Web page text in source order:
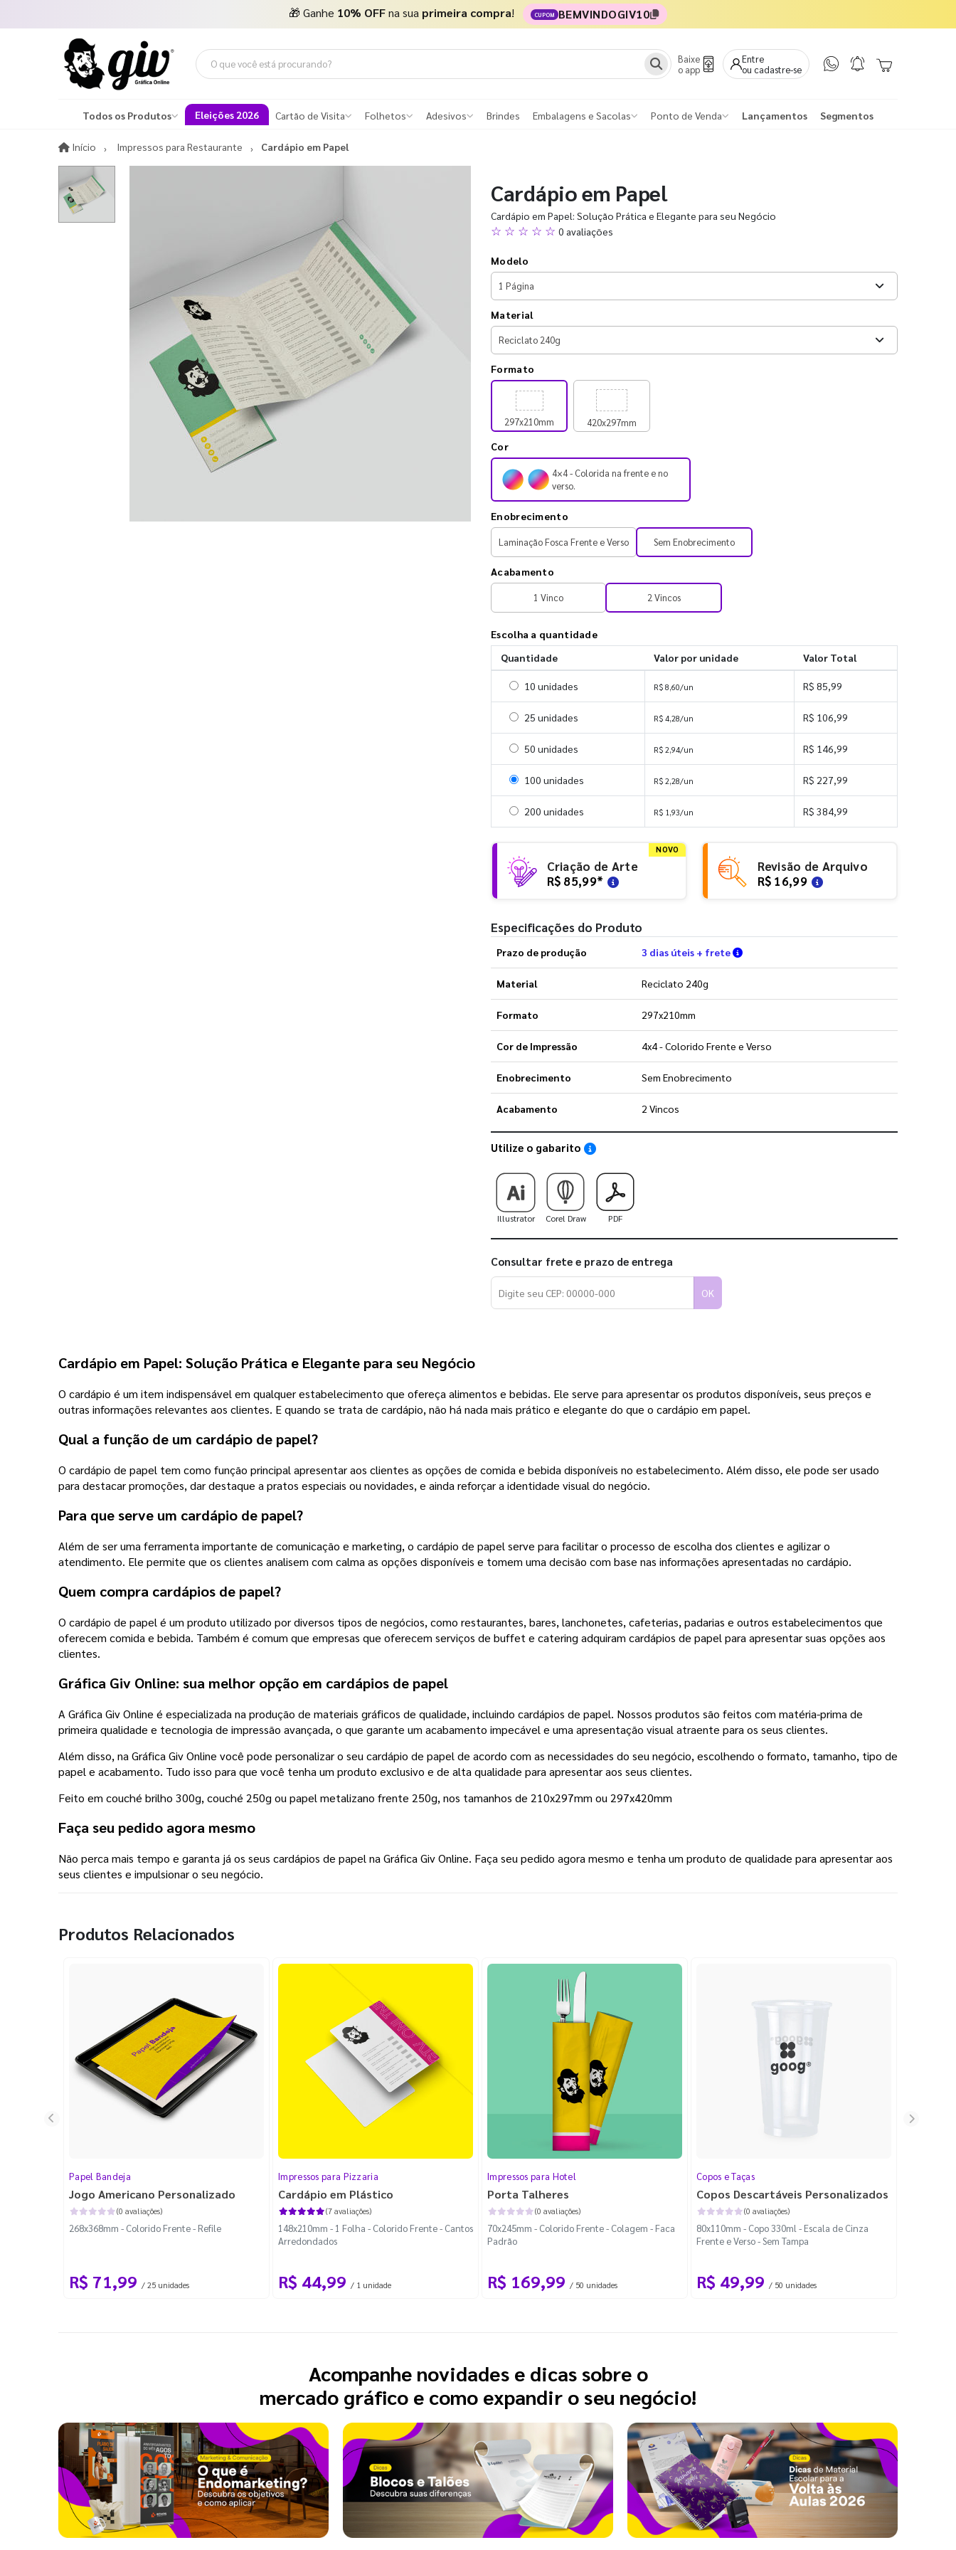
🎁 Ganhe 10% OFFna sua primeira compra! CUPOM BEMVINDOGIV10
Baixe
o app
Entre
ou cadastre-se
Todos os Produtos Eleições 2026 Cartão de Visita Folhetos Adesivos Brindes Embalagens e Sacolas Ponto de Venda Lançamentos Segmentos
Início InícioImpressos para Restaurante Cardápio em Papel
Cardápio em Papel
Cardápio em Papel: Solução Prática e Elegante para seu Negócio
☆ ☆ ☆ ☆ ☆ 0 avaliações
Modelo
Material
Formato
297x210mm 420x297mm
Cor
4×4 - Colorida na frente e no
verso.
Enobrecimento
Laminação Fosca Frente e Verso Sem Enobrecimento
Acabamento
1 Vinco 2 Vincos
Escolha a quantidade
Quantidade
Valor por unidade Valor Total
Selecionar 10 unidades
10 unidades R$ 8,60/un R$ 85,99
Selecionar 25 unidades
25 unidades R$ 4,28/un R$ 106,99
Selecionar 50 unidades
50 unidades R$ 2,94/un R$ 146,99
Selecionar 100 unidades
100 unidades R$ 2,28/un R$ 227,99
Selecionar 200 unidades
200 unidades R$ 1,93/un R$ 384,99
NOVO
Criação de Arte
R$ 85,99*
Revisão de Arquivo
R$ 16,99
Especificações do Produto
Prazo de produção 3 dias úteis + frete Verifique as condições de entrega
Material Reciclato 240g
Formato 297x210mm
Cor de Impressão 4x4 - Colorido Frente e Verso
Enobrecimento Sem Enobrecimento
Acabamento 2 Vincos
Utilize o gabarito Saiba como utilizar os nossos gabaritos
Illustrator Corel Draw PDF
Consultar frete e prazo de entrega
OK
Cardápio em Papel: Solução Prática e Elegante para seu Negócio
O cardápio é um item indispensável em qualquer estabelecimento que ofereça alimentos e bebidas. Ele serve para apresentar os produtos disponíveis, seus preços e
outras informações relevantes aos clientes. E quando se trata de cardápio, não há nada mais prático e elegante do que o cardápio em papel.
Qual a função de um cardápio de papel?
O cardápio de papel tem como função principal apresentar aos clientes as opções de comida e bebida disponíveis no estabelecimento. Além disso, ele pode ser usado
para destacar promoções, dar destaque a pratos especiais ou novidades, e ainda reforçar a identidade visual do negócio.
Para que serve um cardápio de papel?
Além de ser uma ferramenta importante de comunicação e marketing, o cardápio de papel serve para facilitar o processo de escolha dos clientes e agilizar o
atendimento. Ele permite que os clientes analisem com calma as opções disponíveis e tomem uma decisão com base nas informações apresentadas no cardápio.
Quem compra cardápios de papel?
O cardápio de papel é um produto utilizado por diversos tipos de negócios, como restaurantes, bares, lanchonetes, cafeterias, padarias e outros estabelecimentos que
oferecem comida e bebida. Também é comum que empresas que oferecem serviços de buffet e catering adquiram cardápios de papel para apresentar suas opções aos
clientes.
Gráfica Giv Online: sua melhor opção em cardápios de papel
A Gráfica Giv Online é especializada na produção de materiais gráficos de qualidade, incluindo cardápios de papel. Nossos produtos são feitos com matéria-prima de
primeira qualidade e tecnologia de impressão avançada, o que garante um acabamento impecável e uma apresentação visual atraente para os seus clientes.
Além disso, na Gráfica Giv Online você pode personalizar o seu cardápio de papel de acordo com as necessidades do seu negócio, escolhendo o formato, tamanho, tipo de
papel e acabamento. Tudo isso para que você tenha um produto exclusivo e de alta qualidade para apresentar aos seus clientes.
Feito em couché brilho 300g, couché 250g ou papel metalizano frente 250g, nos tamanhos de 210x297mm ou 297x420mm
Faça seu pedido agora mesmo
Não perca mais tempo e garanta já os seus cardápios de papel na Gráfica Giv Online. Faça seu pedido agora mesmo e tenha um produto de qualidade para apresentar aos
seus clientes e impulsionar o seu negócio.
Produtos Relacionados
Papel Bandeja
Jogo Americano Personalizado
(0 avaliações)
268x368mm - Colorido Frente - Refile
R$ 71,99 / 25 unidades
Impressos para Pizzaria
Cardápio em Plástico
(7 avaliações)
148x210mm - 1 Folha - Colorido Frente - Cantos
Arredondados
R$ 44,99 / 1 unidade
Impressos para Hotel
Porta Talheres
(0 avaliações)
70x245mm - Colorido Frente - Colagem - Faca
Padrão
R$ 169,99 / 50 unidades
Copos e Taças
Copos Descartáveis Personalizados
(0 avaliações)
80x110mm - Copo 330ml - Escala de Cinza
Frente e Verso - Sem Tampa
R$ 49,99 / 50 unidades
Acompanhe novidades e dicas sobre o
mercado gráfico e como expandir o seu negócio!